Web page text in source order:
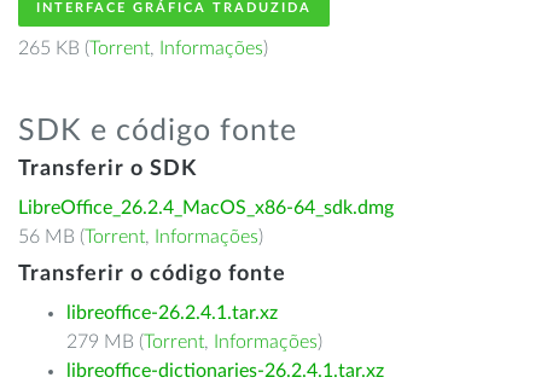
INTERFACE GRÁFICA TRADUZIDA
265 KB (Torrent, Informações)
SDK e código fonte
Transferir o SDK
LibreOffice_26.2.4_MacOS_x86-64_sdk.dmg
56 MB (Torrent, Informações)
Transferir o código fonte
libreoffice-26.2.4.1.tar.xz
279 MB (Torrent, Informações)
libreoffice-dictionaries-26.2.4.1.tar.xz